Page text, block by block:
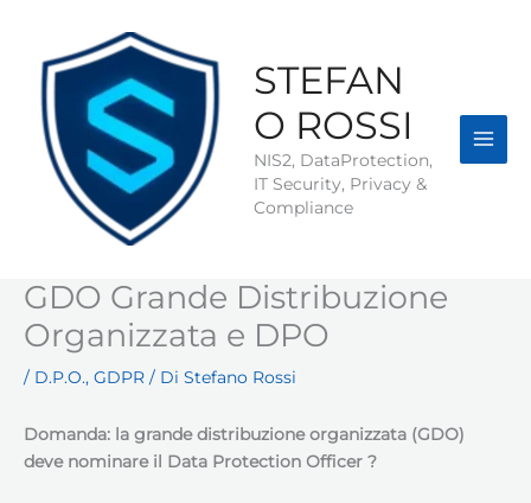
contenuto
STEFAN
O ROSSI
NIS2, DataProtection,
IT Security, Privacy &
Compliance
GDO Grande Distribuzione
Organizzata e DPO
/ D.P.O., GDPR / Di Stefano Rossi
Domanda: la grande distribuzione organizzata (GDO)
deve nominare il Data Protection Officer ?